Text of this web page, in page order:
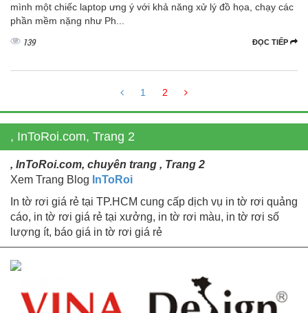
mình một chiếc laptop ưng ý với khả năng xử lý đồ họa, chạy các
phần mềm nặng như Ph...
ĐỌC TIẾP
139
1 2
, InToRoi.com, Trang 2
, InToRoi.com, chuyên trang , Trang 2
Xem Trang Blog InToRoi
In tờ rơi giá rẻ tại TP.HCM cung cấp dịch vụ in tờ rơi quảng
cáo, in tờ rơi giá rẻ tại xưởng, in tờ rơi màu, in tờ rơi số
lượng ít, báo giá in tờ rơi giá rẻ